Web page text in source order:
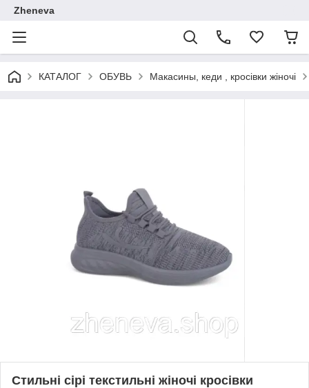
Zheneva
КАТАЛОГ ОБУВЬ Макасины, кеди , кросівки жіночі
Стильні сірі текстильні жіночі кросівки